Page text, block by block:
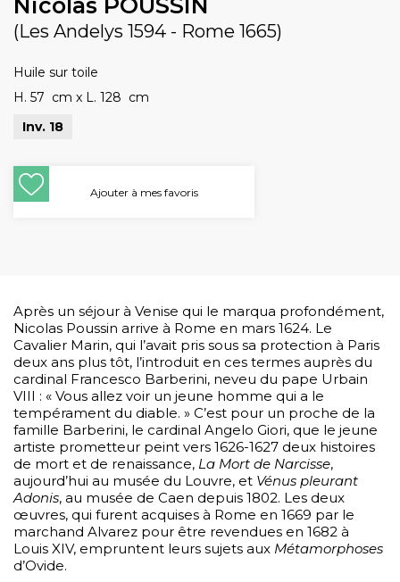
Nicolas POUSSIN
(Les Andelys 1594 - Rome 1665)
Huile sur toile
H. 57 cm x L. 128 cm
Inv. 18
Ajouter à mes favoris
Après un séjour à Venise qui le marqua profondément,
Nicolas Poussin arrive à Rome en mars 1624. Le
Cavalier Marin, qui l’avait pris sous sa protection à Paris
deux ans plus tôt, l’introduit en ces termes auprès du
cardinal Francesco Barberini, neveu du pape Urbain
VIII : « Vous allez voir un jeune homme qui a le
tempérament du diable. » C’est pour un proche de la
famille Barberini, le cardinal Angelo Giori, que le jeune
artiste prometteur peint vers 1626-1627 deux histoires
de mort et de renaissance, La Mort de Narcisse,
aujourd’hui au musée du Louvre, et Vénus pleurant
Adonis, au musée de Caen depuis 1802. Les deux
œuvres, qui furent acquises à Rome en 1669 par le
marchand Alvarez pour être revendues en 1682 à
Louis XIV, empruntent leurs sujets aux Métamorphoses
d’Ovide.